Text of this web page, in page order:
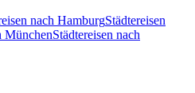
nach HamburgStädtereisen
MünchenStädtereisen nach